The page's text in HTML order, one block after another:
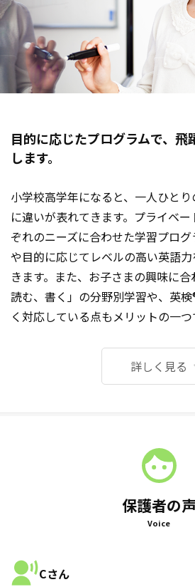
目的に応じたプログラムで、 飛
します。
小学校高学年になると、一人ひと
に違いが表れてきます。プライベ
ぞれのニーズに合わせた学習プロ
や目的に応じてレベルの高い英語
きます。また、お子さまの興味に合
読む、書く」の分野別学習や、英
く対応している点もメリットの一つ
詳しく見る
保護者の声
Voice
Cさん